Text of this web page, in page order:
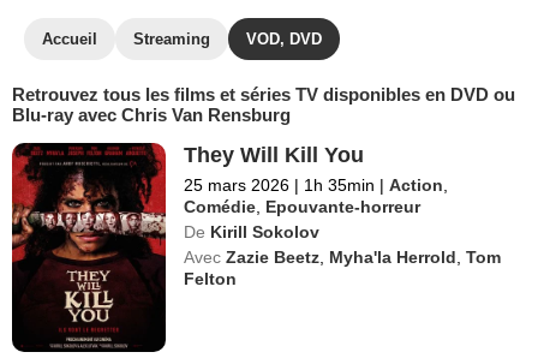
Accueil Streaming VOD, DVD
Retrouvez tous les films et séries TV disponibles en DVD ou
Blu-ray avec Chris Van Rensburg
They Will Kill You
25 mars 2026 | 1h 35min | Action
Comédie Epouvante-horreur
De Kirill Sokolov
Avec Zazie Beetz Myha'la Herrold ,Tom
Felton